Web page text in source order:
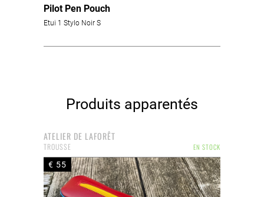
Pilot Pen Pouch
Etui 1 Stylo Noir S
Produits apparentés
ATELIER DE LAFORÊT
EN STOCK
TROUSSE
€ 55